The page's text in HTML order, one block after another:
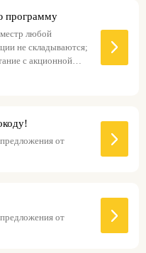
программу
любой
не складываются;
с акционной
от
от